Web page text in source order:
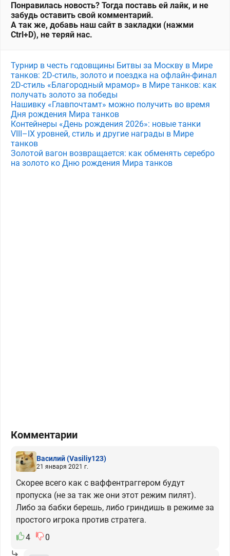
Понравилась новость? Тогда поставь ей лайк, и не
забудь оставить свой комментарий.
А так же, добавь наш сайт в закладки (нажми
Ctrl+D), не теряй нас.
Турнир в честь годовщины Битвы за Москву в Мире
танков: 2D-стиль, золото и поездка на офлайн-финал
2D-стиль «Благородный мрамор» в Мире танков: как
получать золото за победы
Нашивку «Главпочтамт» можно получить во время
Дня рождения Мира танков
Контейнеры «День рождения 2026»: новые танки
VIII–IX уровней, стиль и другие награды в Мире
танков
Золотой вагон возвращается: как обменять серебро
на золото ко Дню рождения Мира танков
Комментарии
Василий(Vasiliy123)
21 января 2021 г.
Скорее всего как с ваффентраггером будут
пропуска (не за так же они этот режим пилят).
Либо за бабки берешь, либо гриндишь в режиме за
простого игрока против стратега.
4
0